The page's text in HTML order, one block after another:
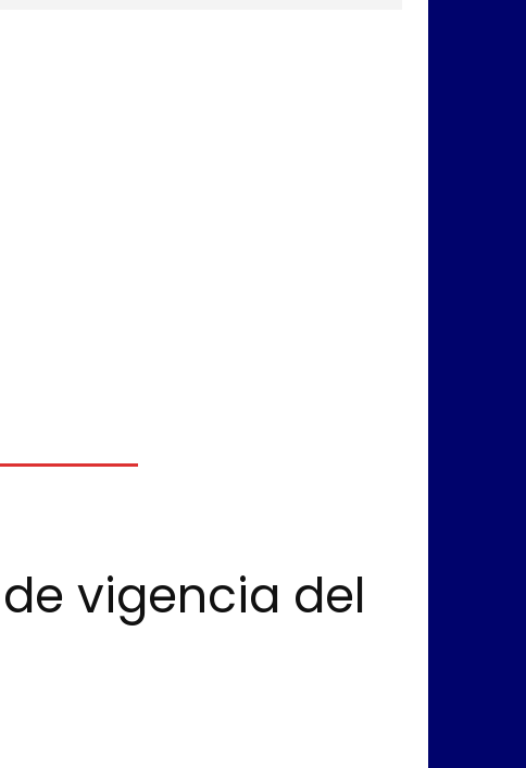
vigencia del